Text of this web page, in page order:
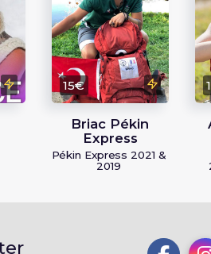
15€
Briac Pékin
Express
Pékin Express 2021 &
2019